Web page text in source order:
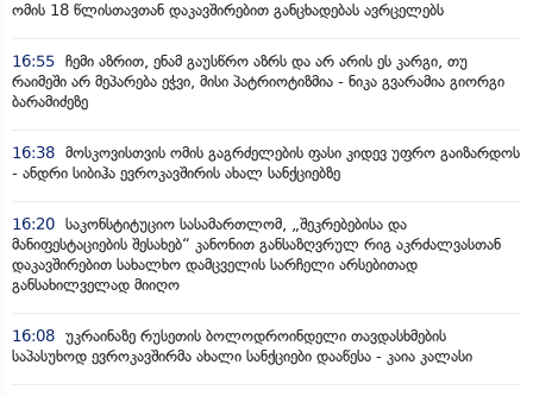
ომის 18 წლისთავთან დაკავშირებით განცხადებას ავრცელებს
16:55 ჩემი აზრით, ენამ გაუსწრო აზრს და არ არის ეს კარგი, თუ
რაიმეში არ მეპარება ეჭვი, მისი პატრიოტიზმია - ნიკა გვარამია გიორგი
ბარამიძეზე
16:38 მოსკოვისთვის ომის გაგრძელების ფასი კიდევ უფრო გაიზარდოს
- ანდრი სიბიჰა ევროკავშირის ახალ სანქციებზე
16:20 საკონსტიტუციო სასამართლომ, „შეკრებებისა და
მანიფესტაციების შესახებ“ კანონით განსაზღვრულ რიგ აკრძალვასთან
დაკავშირებით სახალხო დამცველის სარჩელი არსებითად
განსახილველად მიიღო
16:08 უკრაინაზე რუსეთის ბოლოდროინდელი თავდასხმების
საპასუხოდ ევროკავშირმა ახალი სანქციები დააწესა - კაია კალასი